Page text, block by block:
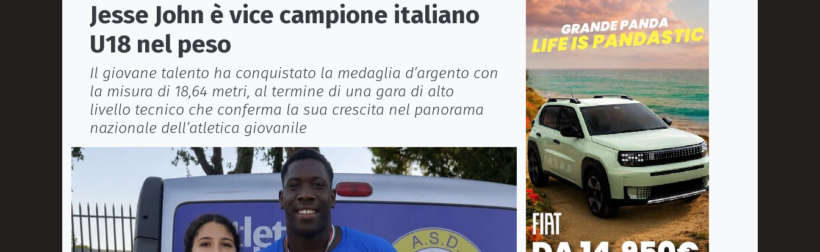
Jesse John è vice campione italiano
U18 nel peso
Il giovane talento ha conquistato la medaglia d’argento con
la misura di 18,64 metri, al termine di una gara di alto
livello tecnico che conferma la sua crescita nel panorama
nazionale dell’atletica giovanile